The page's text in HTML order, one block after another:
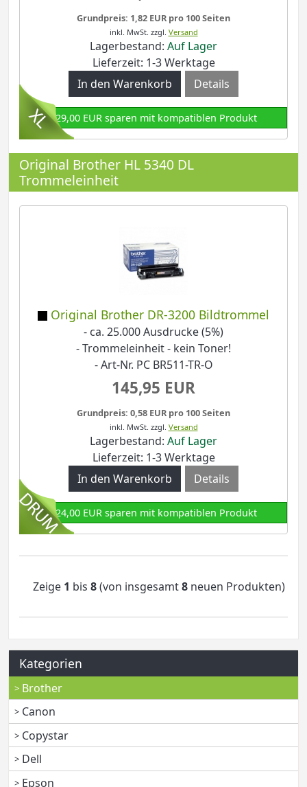
Grundpreis: 1,82 EUR pro 100 Seiten
inkl. MwSt. zzgl. Versand
Lagerbestand: Auf Lager
Lieferzeit: 1-3 Werktage
Details
129,00 EUR sparen mit kompatiblen Produkt
Original Brother HL 5340 DL
Trommeleinheit
Original Brother DR-3200 Bildtrommel
- ca. 25.000 Ausdrucke (5%)
- Trommeleinheit - kein Toner!
- Art-Nr. PC BR511-TR-O
145,95 EUR
Grundpreis: 0,58 EUR pro 100 Seiten
inkl. MwSt. zzgl. Versand
Lagerbestand: Auf Lager
Lieferzeit: 1-3 Werktage
Details
124,00 EUR sparen mit kompatiblen Produkt
Zeige 1 bis 8(von insgesamt8 neuen Produkten)
Kategorien
Brother
Canon
Copystar
Dell
Epson